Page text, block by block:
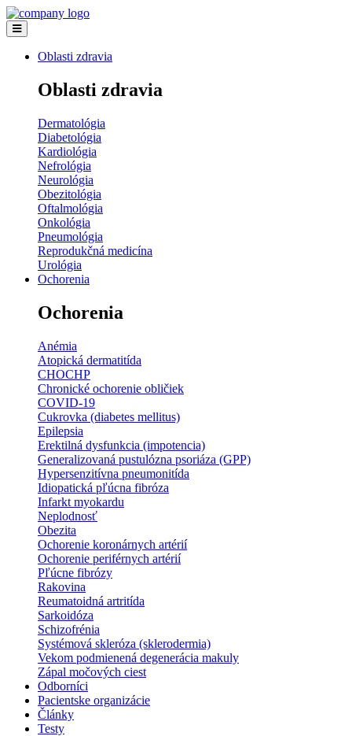
Oblasti zdravia
Oblasti zdravia
Dermatológia
Diabetológia
Kardiológia
Nefrológia
Neurológia
Obezitológia
Oftalmológia
Onkológia
Pneumológia
Reprodukčná medicína
Urológia
Ochorenia
Ochorenia
Anémia
Atopická dermatitída
CHOCHP
Chronické ochorenie obličiek
COVID-19
Cukrovka (diabetes mellitus)
Epilepsia
Erektilná dysfunkcia (impotencia)
Generalizovaná pustulózna psoriáza (GPP)
Hypersenzitívna pneumonitída
Idiopatická pľúcna fibróza
Infarkt myokardu
Neplodnosť
Obezita
Ochorenie koronárnych artérií
Ochorenie periférnych artérií
Pľúcne fibrózy
Rakovina
Reumatoidná artritída
Sarkoidóza
Schizofrénia
Systémová skleróza (sklerodermia)
Vekom podmienená degenerácia makuly
Zápal močových ciest
Odborníci
Pacientske organizácie
Články
Testy